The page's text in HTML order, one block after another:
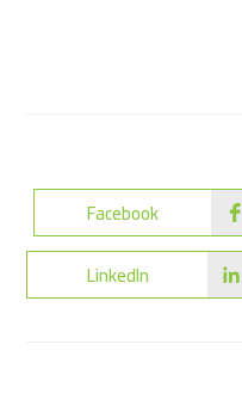
Facebook
LinkedIn